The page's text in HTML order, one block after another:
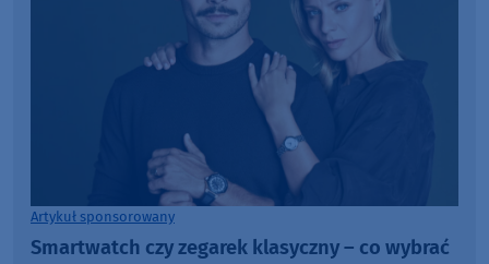
Artykuł sponsorowany
Smartwatch czy zegarek klasyczny – co wybrać